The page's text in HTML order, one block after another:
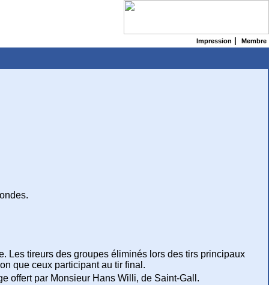
Impression Membre
Les tireurs des groupes éliminés lors des tirs principaux
que ceux participant au tir final.
offert par Monsieur Hans Willi, de Saint-Gall.